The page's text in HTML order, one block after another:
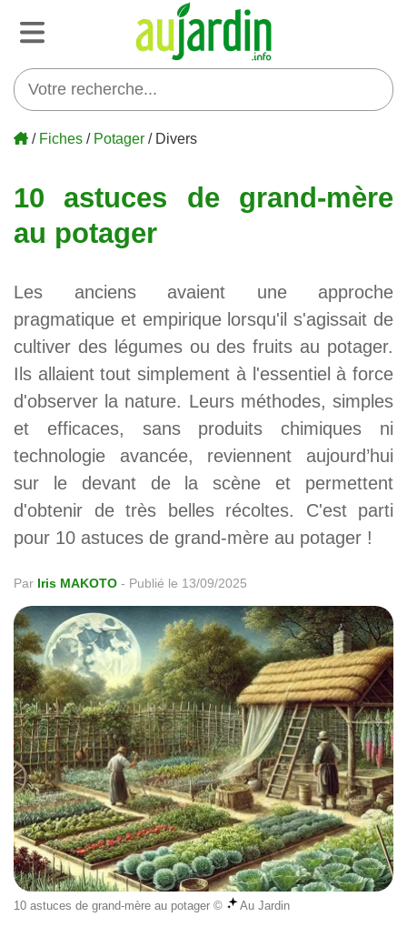
/ Fiches / Potager / Divers
10 astuces de grand-mère
au potager
Les anciens avaient une approche
pragmatique et empirique lorsqu'il s'agissait de
cultiver des légumes ou des fruits au potager.
Ils allaient tout simplement à l'essentiel à force
d'observer la nature. Leurs méthodes, simples
et efficaces, sans produits chimiques ni
technologie avancée, reviennent aujourd’hui
sur le devant de la scène et permettent
d'obtenir de très belles récoltes. C'est parti
pour 10 astuces de grand-mère au potager !
Par Iris MAKOTO - Publié le 13/09/2025
10 astuces de grand-mère au potager © Au Jardin